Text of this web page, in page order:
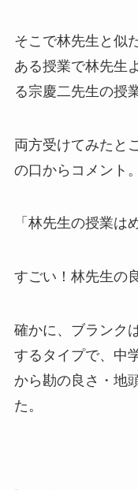
そこで林先生と似
ある授業で林先生
る宗慶二先生の授
両方受けてみたと
の口からコメント。
「林先生の授業は
すごい！林先生の
確かに、ブランク
するタイプで、中
から勘の良さ・地
た。